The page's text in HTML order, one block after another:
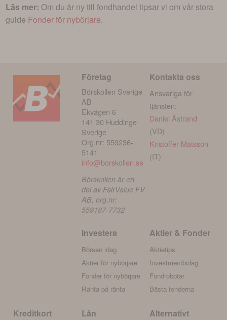
Läs mer: Om du är ny till fondhandel tipsar vi om vår stora
guide Fonder för nybörjare.
Företag
Börskollen Sverige
AB
Ekvägen 6
141 30 Huddinge
Sverige
Org.nr: 559236-
5141
info@borskollen.se
Börskollen är en
del av FairValue FV
AB, org.nr:
559187-7732
Kontakta oss
Ansvariga för
tjänsten:
Daniel Åstrand
(VD)
Kristoffer Matsson
(IT)
Investera
Börsen idag
Aktier för nybörjare
Fonder för nybörjare
Ränta på ränta
Aktier & Fonder
Aktietips
Investmentbolag
Fondrobotar
Bästa fonderna
Kreditkort Lån Alternativt